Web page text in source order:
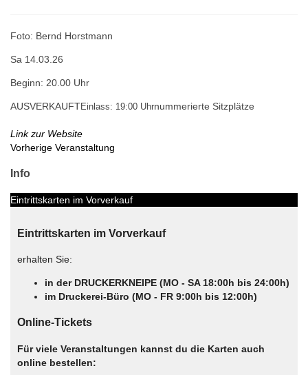
Foto: Bernd Horstmann
Sa 14.03.26
Beginn: 20.00 Uhr
AUSVERKAUFTEinlass: 19:00 Uhrnummerierte Sitzplätze
Link zur Website
Vorherige Veranstaltung
Info
Eintrittskarten im Vorverkauf
Eintrittskarten im Vorverkauf
erhalten Sie:
in der DRUCKERKNEIPE (MO - SA 18:00h bis 24:00h)
im Druckerei-Büro (MO - FR 9:00h bis 12:00h)
Online-Tickets
Für viele Veranstaltungen kannst du die Karten auch
online bestellen: